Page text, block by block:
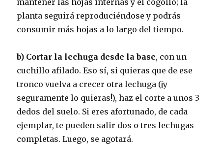
planta seguirá reproduciéndose y podrás
consumir más hojas a lo largo del tiempo.
b) Cortar la lechuga desde la base, con un
cuchillo afilado. Eso sí, si quieras que de ese
tronco vuelva a crecer otra lechuga (¡y
seguramente lo quieras!), haz el corte a unos 3
dedos del suelo. Si eres afortunado, de cada
ejemplar, te pueden salir dos o tres lechugas
completas. Luego, se agotará.